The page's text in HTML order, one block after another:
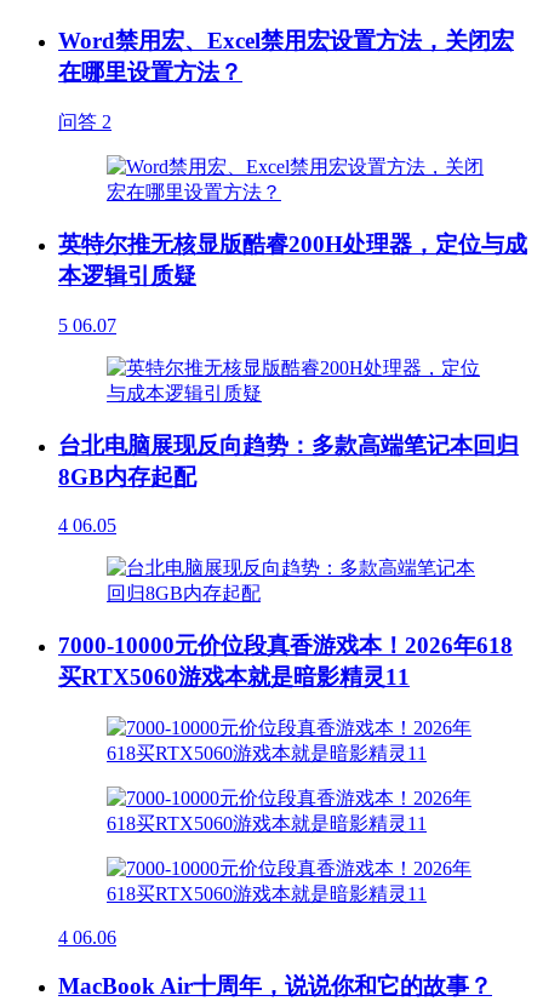
Word禁用宏、Excel禁用宏设置方法，关闭宏
在哪里设置方法？
问答 2
英特尔推无核显版酷睿200H处理器，定位与成
本逻辑引质疑
5 06.07
台北电脑展现反向趋势：多款高端笔记本回归
8GB内存起配
4 06.05
7000-10000元价位段真香游戏本！2026年618
买RTX5060游戏本就是暗影精灵11
4 06.06
MacBook Air十周年，说说你和它的故事？